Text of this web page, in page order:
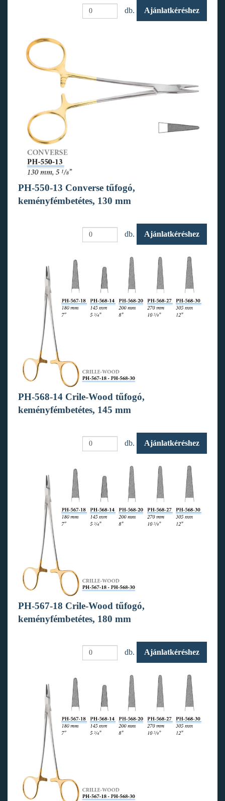
db. Ajánlatkéréshez
PH-550-13 Converse tűfogó,
keményfémbetétes, 130 mm
db. Ajánlatkéréshez
PH-568-14 Crile-Wood tűfogó,
keményfémbetétes, 145 mm
db. Ajánlatkéréshez
PH-567-18 Crile-Wood tűfogó,
keményfémbetétes, 180 mm
db. Ajánlatkéréshez